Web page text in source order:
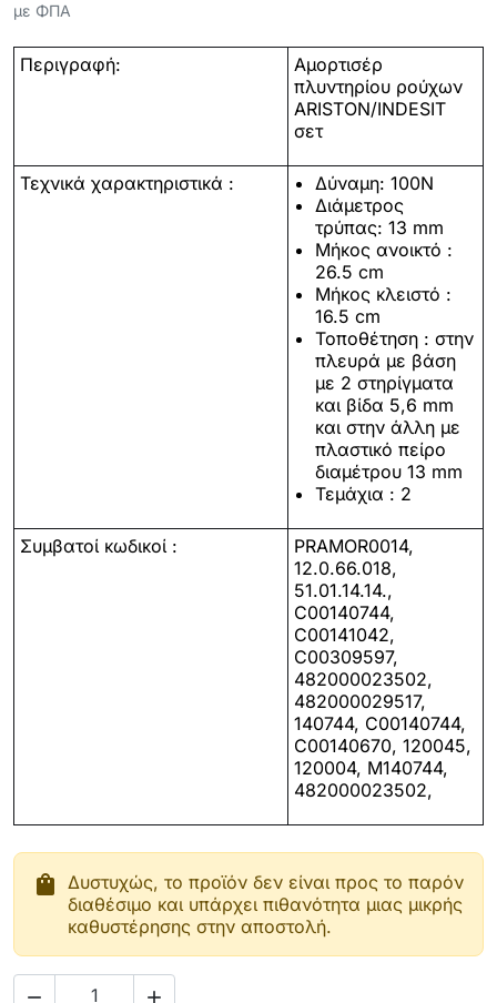
με ΦΠΑ
Περιγραφή:
Αμορτισέρ
πλυντηρίου ρούχων
ARISTON/INDESIT
σετ
Τεχνικά χαρακτηριστικά :
Δύναμη: 100N
Διάμετρος
τρύπας: 13 mm
Μήκος ανοικτό :
26.5 cm
Μήκος κλειστό :
16.5 cm
Τοποθέτηση : στην
πλευρά με βάση
με 2 στηρίγματα
και βίδα 5,6 mm
και στην άλλη με
πλαστικό πείρο
διαμέτρου 13 mm
Τεμάχια : 2
Συμβατοί κωδικοί :
PRAMOR0014,
12.0.66.018,
51.01.14.14.,
C00140744,
C00141042,
C00309597,
482000023502,
482000029517,
140744, C00140744,
C00140670, 120045,
120004, M140744,
482000023502,
shopping_bag Δυστυχώς, το προϊόν δεν είναι προς το παρόν
διαθέσιμο και υπάρχει πιθανότητα μιας μικρής
καθυστέρησης στην αποστολή.
 